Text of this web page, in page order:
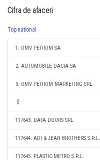
Cifra de afaceri
Top national
1. OMV PETROM SA
2. AUTOMOBILE-DACIA SA
3. OMV PETROM MARKETING SRL
117643. DATA DOORS SRL
117644. ADI & JEAN BROTHERS S.R.L.
117645. PLASTIC-METRO S.R.L.